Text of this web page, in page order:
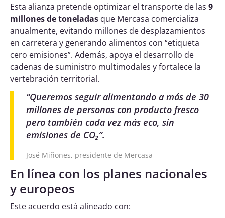
Esta alianza pretende optimizar el transporte de las 9
millones de toneladas que Mercasa comercializa
anualmente, evitando millones de desplazamientos
en carretera y generando alimentos con “etiqueta
cero emisiones”. Además, apoya el desarrollo de
cadenas de suministro multimodales y fortalece la
vertebración territorial.
“Queremos seguir alimentando a más de 30
millones de personas con producto fresco
pero también cada vez más eco, sin
emisiones de CO₂”.
José Miñones, presidente de Mercasa
En línea con los planes nacionales
y europeos
Este acuerdo está alineado con: